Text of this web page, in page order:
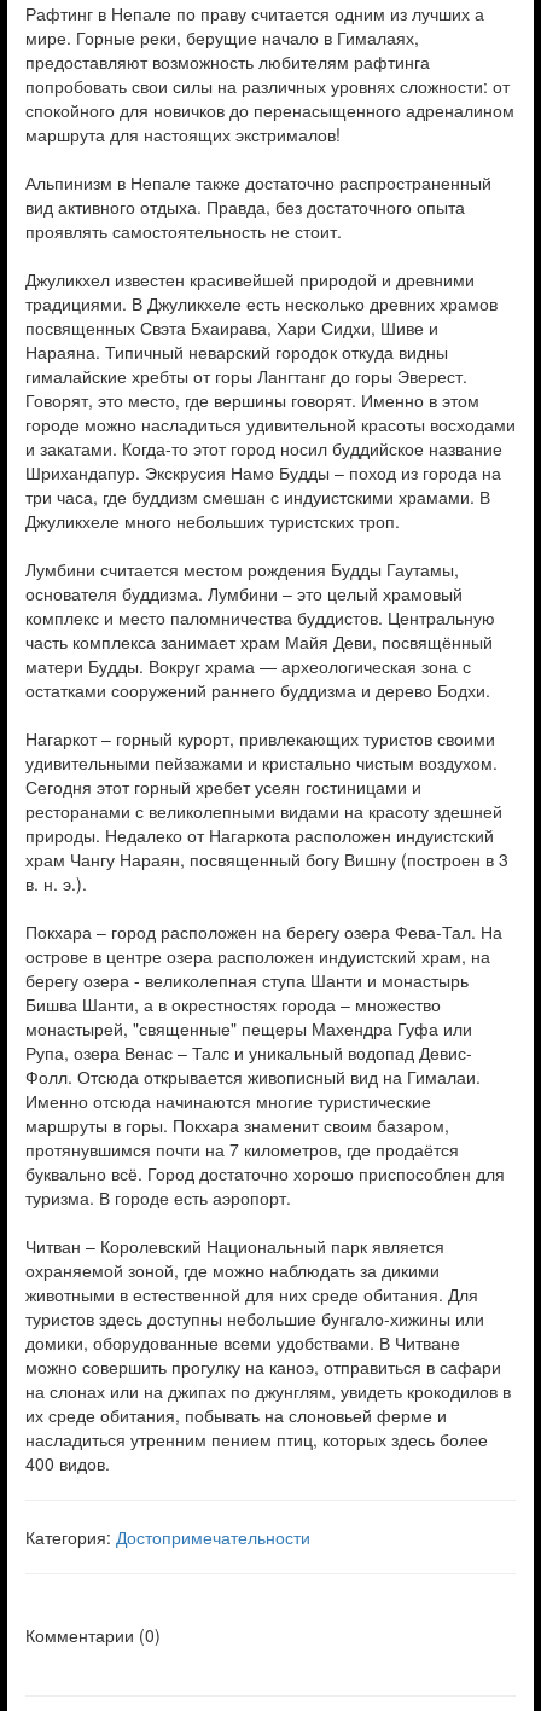
Рафтинг в Непале по праву считается одним из лучших а
мире. Горные реки, берущие начало в Гималаях,
предоставляют возможность любителям рафтинга
попробовать свои силы на различных уровнях сложности: от
спокойного для новичков до перенасыщенного адреналином
маршрута для настоящих экстрималов!
Альпинизм в Непале также достаточно распространенный
вид активного отдыха. Правда, без достаточного опыта
проявлять самостоятельность не стоит.
Джуликхел известен красивейшей природой и древними
традициями. В Джуликхеле есть несколько древних храмов
посвященных Свэта Бхаирава, Хари Сидхи, Шиве и
Нараяна. Типичный неварский городок откуда видны
гималайские хребты от горы Лангтанг до горы Эверест.
Говорят, это место, где вершины говорят. Именно в этом
городе можно насладиться удивительной красоты восходами
и закатами. Когда-то этот город носил буддийское название
Шрихандапур. Экскрусия Намо Будды – поход из города на
три часа, где буддизм смешан с индуистскими храмами. В
Джуликхеле много небольших туристских троп.
Лумбини считается местом рождения Будды Гаутамы,
основателя буддизма. Лумбини – это целый храмовый
комплекс и место паломничества буддистов. Центральную
часть комплекса занимает храм Майя Деви, посвящённый
матери Будды. Вокруг храма — археологическая зона с
остатками сооружений раннего буддизма и дерево Бодхи.
Нагаркот – горный курорт, привлекающих туристов своими
удивительными пейзажами и кристально чистым воздухом.
Сегодня этот горный хребет усеян гостиницами и
ресторанами с великолепными видами на красоту здешней
природы. Недалеко от Нагаркота расположен индуистский
храм Чангу Нараян, посвященный богу Вишну (построен в 3
в. н. э.).
Покхара – город расположен на берегу озера Фева-Тал. На
острове в центре озера расположен индуистский храм, на
берегу озера - великолепная ступа Шанти и монастырь
Бишва Шанти, а в окрестностях города – множество
монастырей, "священные" пещеры Махендра Гуфа или
Рупа, озера Венас – Талс и уникальный водопад Девис-
Фолл. Отсюда открывается живописный вид на Гималаи.
Именно отсюда начинаются многие туристические
маршруты в горы. Покхара знаменит своим базаром,
протянувшимся почти на 7 километров, где продаётся
буквально всё. Город достаточно хорошо приспособлен для
туризма. В городе есть аэропорт.
Читван – Королевский Национальный парк является
охраняемой зоной, где можно наблюдать за дикими
животными в естественной для них среде обитания. Для
туристов здесь доступны небольшие бунгало-хижины или
домики, оборудованные всеми удобствами. В Читване
можно совершить прогулку на каноэ, отправиться в сафари
на слонах или на джипах по джунглям, увидеть крокодилов в
их среде обитания, побывать на слоновьей ферме и
насладиться утренним пением птиц, которых здесь более
400 видов.
Категория: Достопримечательности
Комментарии (0)